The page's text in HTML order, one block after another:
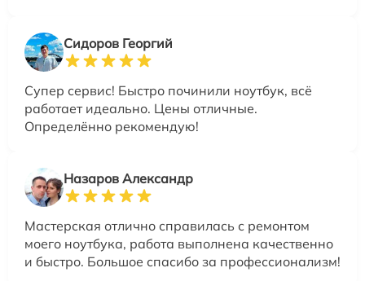
Сидоров Георгий
Супер сервис! Быстро починили ноутбук, всё
работает идеально. Цены отличные.
Определённо рекомендую!
Назаров Александр
Мастерская отлично справилась с ремонтом
моего ноутбука, работа выполнена качественно
и быстро. Большое спасибо за профессионализм!